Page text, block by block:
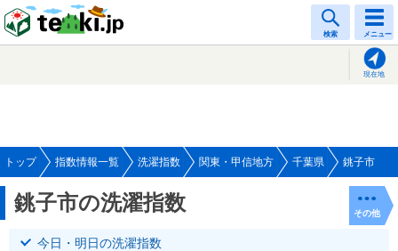
検索 メニュー
現在地
トップ 指数情報一覧 洗濯指数 関東・甲信地方 千葉県 銚子市
銚子市の洗濯指数 その他
今日・明日の洗濯指数